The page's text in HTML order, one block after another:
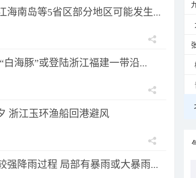
海南岛等5省区部分地区可能发生...
白海豚”或登陆浙江福建一带沿...
浙江玉环渔船回港避风
强降雨过程 局部有暴雨或大暴雨...